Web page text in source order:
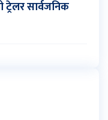
सार्वजनिक